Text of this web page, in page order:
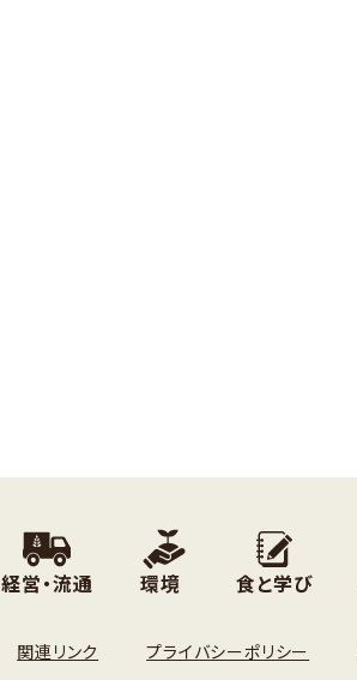
経営・流通 環境 食と学び
関連リンク プライバシーポリシー